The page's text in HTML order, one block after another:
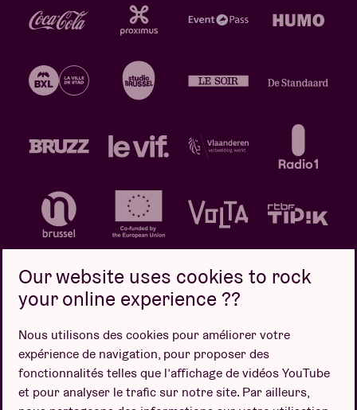
Politique de confidentialité
Politique de cookies
Conditions de vente
Design par
Our website uses cookies to rock
your online experience ??
Nous utilisons des cookies pour améliorer votre
expérience de navigation, pour proposer des
fonctionnalités telles que l’affichage de vidéos YouTube
et pour analyser le trafic sur notre site. Par ailleurs,